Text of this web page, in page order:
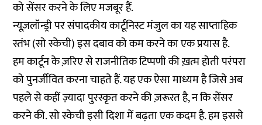
को सेंसर करने के लिए मजबूर हैं.
न्यूज़लॉन्ड्री पर संपादकीय कार्टूनिस्ट मंजुल का यह साप्ताहिक
स्तंभ (सो स्केची) इस दबाव को कम करने का एक प्रयास है.
हम कार्टून के ज़रिए से राजनीतिक टिप्पणी की ख़त्म होती परंपरा
को पुनर्जीवित करना चाहते हैं. यह एक ऐसा माध्यम है जिसे अब
पहले से कहीं ज़्यादा पुरस्कृत करने की ज़रूरत है, न कि सेंसर
करने की. सो स्केची इसी दिशा में बढ़ता एक कदम है. हम इससे